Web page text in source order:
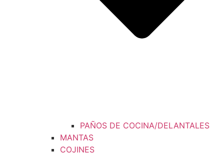
PAÑOS DE COCINA/DELANTALES
MANTAS
COJINES